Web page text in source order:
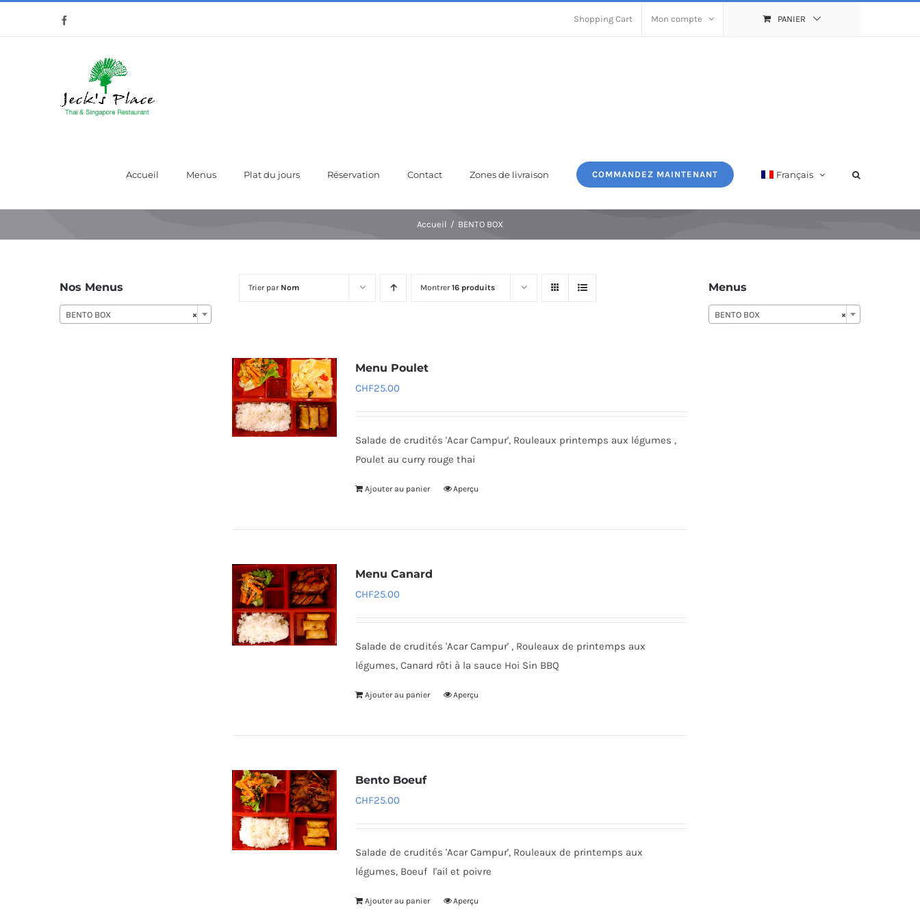
Shopping Cart Mon compte PANIER
Accueil Menus Plat du jours Réservation Contact Zones de livraison COMMANDEZ MAINTENANT Français
Accueil BENTO BOX
Trier par Nom Montrer16 produits
Menu Poulet
CHF25.00
Salade de crudités 'Acar Campur', Rouleaux printemps aux légumes ,
Poulet au curry rouge thai
Ajouter au panier Aperçu
Menu Canard
CHF25.00
Salade de crudités 'Acar Campur' , Rouleaux de printemps aux
légumes, Canard rôti à la sauce Hoi Sin BBQ
Ajouter au panier Aperçu
Bento Boeuf
CHF25.00
Salade de crudités 'Acar Campur', Rouleaux de printemps aux
légumes, Boeuf l'ail et poivre
Ajouter au panier Aperçu
Nos Menus
×
BENTO BOX
Menus
×
BENTO BOX